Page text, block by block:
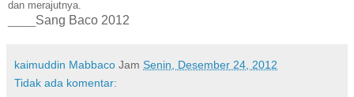
dan merajutnya.
Sang Baco 2012
kaimuddin Mabbaco Jam Senin, Desember 24, 2012
Tidak ada komentar: